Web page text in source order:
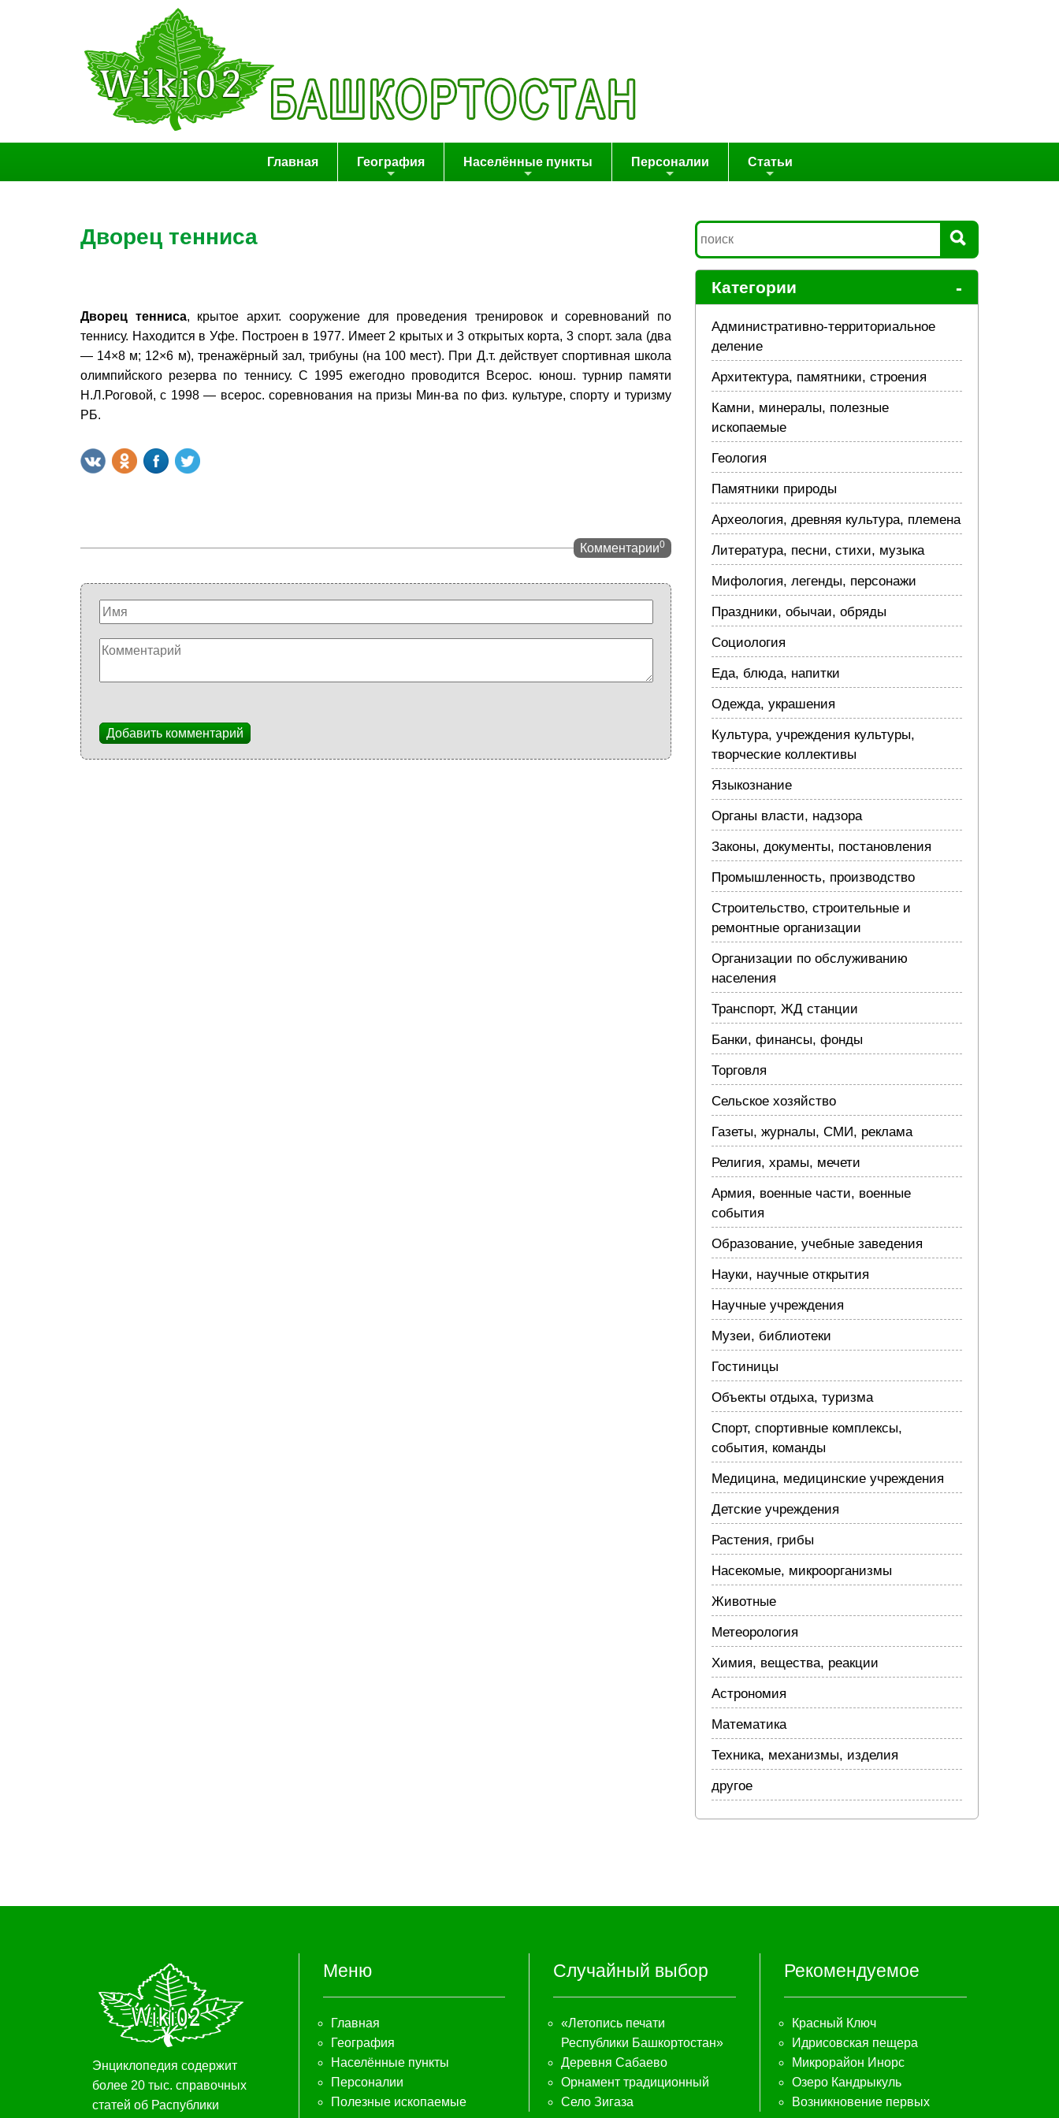
Главная География Населённые пункты Персоналии Статьи
Дворец тенниса
Дворец тенниса, крытое архит. сооружение для проведения тренировок и соревнований по
теннису. Находится в Уфе. Построен в 1977. Имеет 2 крытых и 3 открытых корта, 3 спорт. зала (два
— 14×8 м; 12×6 м), тренажёрный зал, трибуны (на 100 мест). При Д.т. действует спортивная школа
олимпийского резерва по теннису. С 1995 ежегодно проводится Всерос. юнош. турнир памяти
Н.Л.Роговой, с 1998 — всерос. соревнования на призы Мин-ва по физ. культуре, спорту и туризму
РБ.
Комментарии0
Добавить комментарий
Категории -
Административно-территориальное
деление
Архитектура, памятники, строения
Камни, минералы, полезные
ископаемые
Геология
Памятники природы
Археология, древняя культура, племена
Литература, песни, стихи, музыка
Мифология, легенды, персонажи
Праздники, обычаи, обряды
Социология
Еда, блюда, напитки
Одежда, украшения
Культура, учреждения культуры,
творческие коллективы
Языкознание
Органы власти, надзора
Законы, документы, постановления
Промышленность, производство
Строительство, строительные и
ремонтные организации
Организации по обслуживанию
населения
Транспорт, ЖД станции
Банки, финансы, фонды
Торговля
Сельское хозяйство
Газеты, журналы, СМИ, реклама
Религия, храмы, мечети
Армия, военные части, военные
события
Образование, учебные заведения
Науки, научные открытия
Научные учреждения
Музеи, библиотеки
Гостиницы
Объекты отдыха, туризма
Спорт, спортивные комплексы,
события, команды
Медицина, медицинские учреждения
Детские учреждения
Растения, грибы
Насекомые, микроорганизмы
Животные
Метеорология
Химия, вещества, реакции
Астрономия
Математика
Техника, механизмы, изделия
другое
Энциклопедия содержит
более 20 тыс. справочных
статей об Распублики
Меню
Главная
География
Населённые пункты
Персоналии
Полезные ископаемые
Случайный выбор
«Летопись печати
Республики Башкортостан»
Деревня Сабаево
Орнамент традиционный
Село Зигаза
Рекомендуемое
Красный Ключ
Идрисовская пещера
Микрорайон Инорс
Озеро Кандрыкуль
Возникновение первых